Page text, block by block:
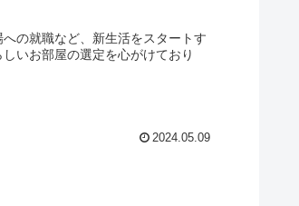
の就職など、新生活をスタートす
いお部屋の選定を心がけており
2024.05.09